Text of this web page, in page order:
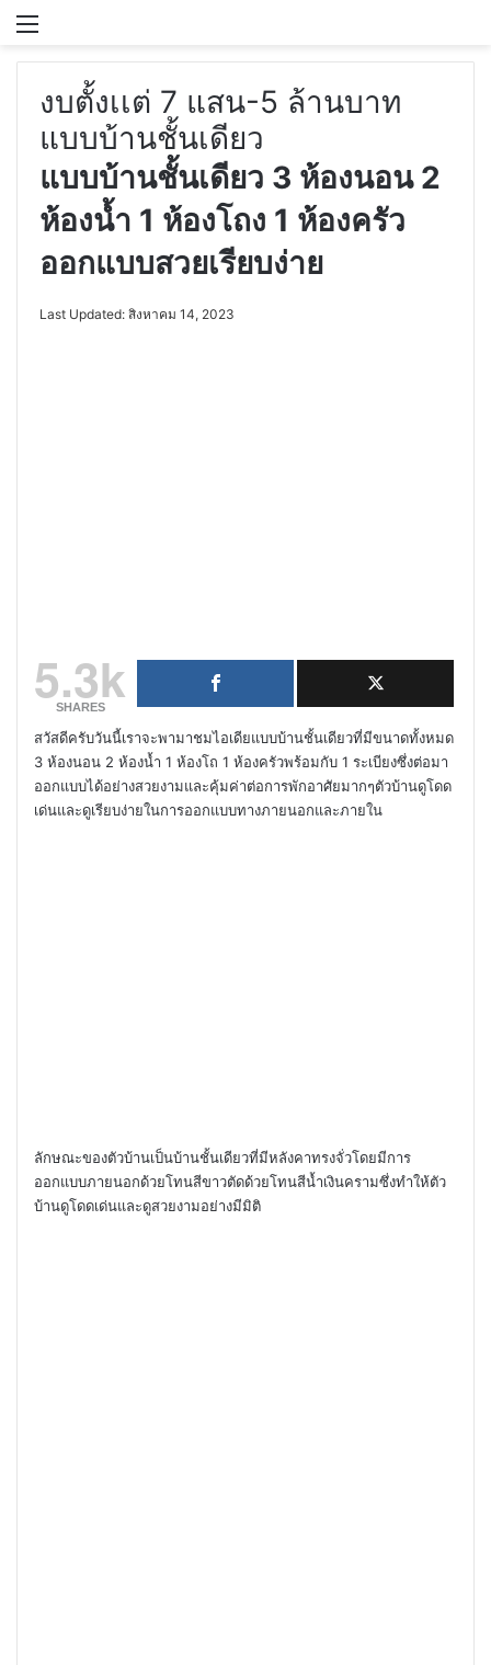
งบตั้งเเต่ 7 แสน-5 ล้านบาท
แบบบ้านชั้นเดียว
แบบบ้านชั้นเดียว 3 ห้องนอน 2
ห้องน้ำ 1 ห้องโถง 1 ห้องครัว
ออกแบบสวยเรียบง่าย
Last Updated: สิงหาคม 14, 2023
5.3k
SHARES
สวัสดีครับวันนี้เราจะพามาชมไอเดียแบบบ้านชั้นเดียวที่มีขนาดทั้งหมด
3 ห้องนอน 2 ห้องน้ำ 1 ห้องโถ 1 ห้องครัวพร้อมกับ 1 ระเบียงซึ่งต่อมา
ออกแบบได้อย่างสวยงามและคุ้มค่าต่อการพักอาศัยมากๆตัวบ้านดูโดด
เด่นและดูเรียบง่ายในการออกแบบทางภายนอกและภายใน
ลักษณะของตัวบ้านเป็นบ้านชั้นเดียวที่มีหลังคาทรงจั่วโดยมีการ
ออกแบบภายนอกด้วยโทนสีขาวตัดด้วยโทนสีน้ำเงินครามซึ่งทำให้ตัว
บ้านดูโดดเด่นและดูสวยงามอย่างมีมิติ